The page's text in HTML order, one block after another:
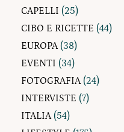
CAPELLI (25)
CIBO E RICETTE (44)
EUROPA(38)
EVENTI (34)
FOTOGRAFIA(24)
INTERVISTE (7)
ITALIA(54)